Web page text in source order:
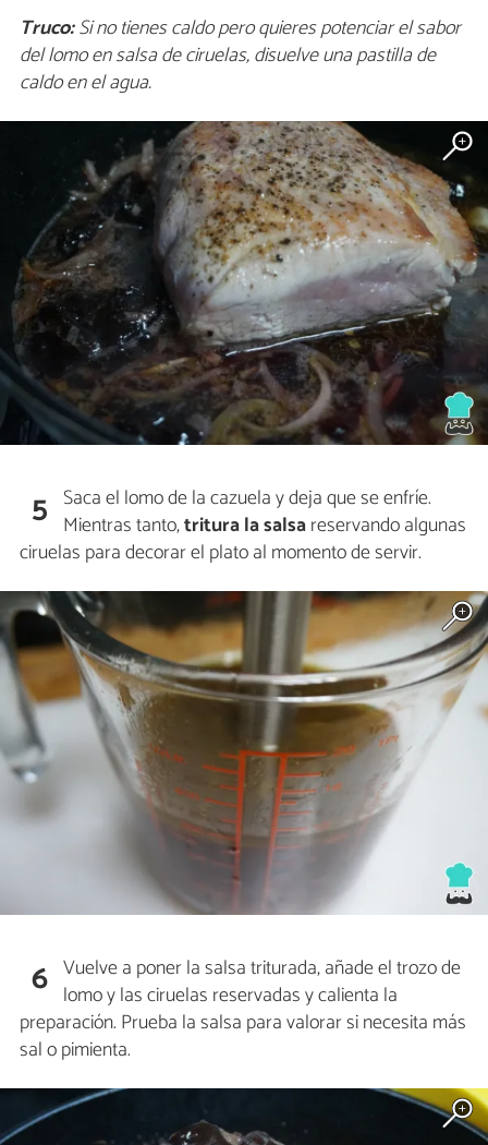
Truco:Si no tienes caldo pero quieres potenciar el sabor
del lomo en salsa de ciruelas, disuelve una pastilla de
caldo en el agua.
5 Saca el lomo de la cazuela y deja que se enfríe.
Mientras tanto,tritura la salsareservando algunas
ciruelas para decorar el plato al momento de servir.
6 Vuelve a poner la salsa triturada, añade el trozo de
lomo y las ciruelas reservadas y calienta la
preparación. Prueba la salsa para valorar si necesita más
sal o pimienta.